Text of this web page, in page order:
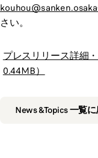
さい。
プレスリリース詳細
0.44MB）
News &Topics 一覧